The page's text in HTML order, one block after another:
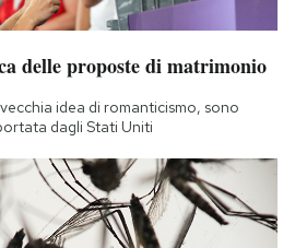
delle proposte di matrimonio
idea di romanticismo, sono
dagli Stati Uniti